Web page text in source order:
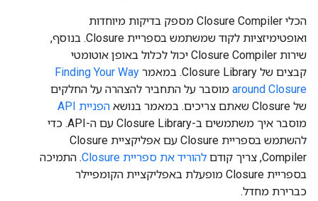
הכלי Closure Compiler מספק בדיקות מיוחדות
ואופטימיזציות לקוד שמשתמש בספריית Closure. בנוסף,
שירות Closure Compiler יכול לכלול באופן אוטומטי
קבצים של Closure Library. במאמר
Finding Your Way
around Closure מוסבר על התחביר להצהרה על החלקים
של Closure שאתם צריכים. במאמר בנושא
הפניית API
מוסבר איך משתמשים ב-Closure Library עם ה-API. כדי
להשתמש בספריית Closure עם אפליקציית Closure
Compiler, צריך קודם
להוריד את ספריית Closure
. התמיכה
בספריית Closure מופעלת באפליקציית הקומפיילר
כברירת מחדל.